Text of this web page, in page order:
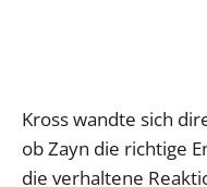
Kross wandte sich
ob Zayn die richtige
die verhaltene